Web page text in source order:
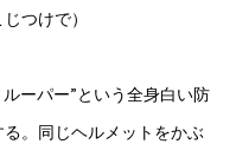
つけで）
ーパー”という全身白い防
。同じヘルメットをかぶ